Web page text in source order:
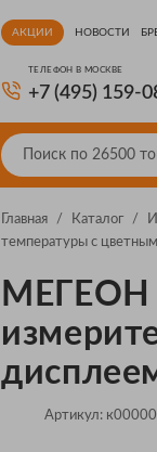
АКЦИИ НОВОСТИ
ТЕЛЕФОН В МОСКВЕ
+7 (495) 159-
Главная / Каталог /
температуры с
МЕГЕОН
Артикул: